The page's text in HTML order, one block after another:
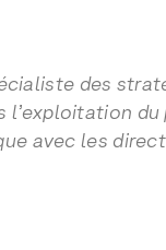
des
l’exploitation
avec les